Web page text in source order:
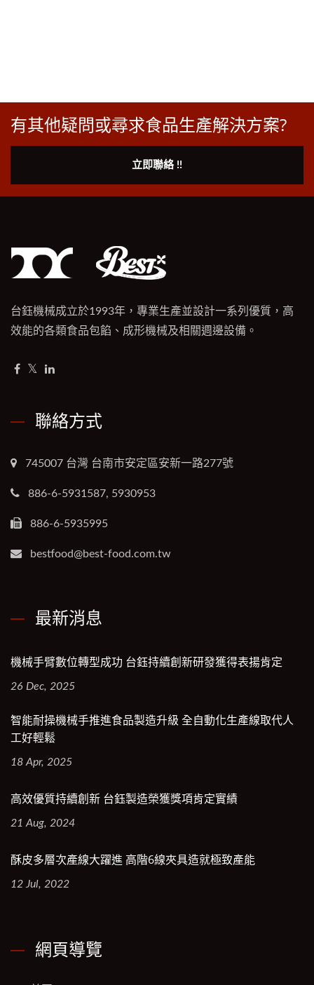
有其他疑問或尋求食品生產解決方案?
立即聯絡 !!
台鈺機械成立於1993年，專業生產並設計一系列優質，高
效能的各類食品包餡、成形機械及相關週邊設備。
聯絡方式
745007 台灣 台南市安定區安新一路277號
886-6-5931587, 5930953
886-6-5935995
bestfood@best-food.com.tw
最新消息
機械手臂數位轉型成功 台鈺持續創新研發獲得表揚肯定
26 Dec, 2025
智能耐操機械手推進食品製造升級 全自動化生產線取代人
工好輕鬆
18 Apr, 2025
高效優質持續創新 台鈺製造榮獲獎項肯定實績
21 Aug, 2024
酥皮多層次產線大躍進 高階6線夾具造就極致產能
12 Jul, 2022
網頁導覽